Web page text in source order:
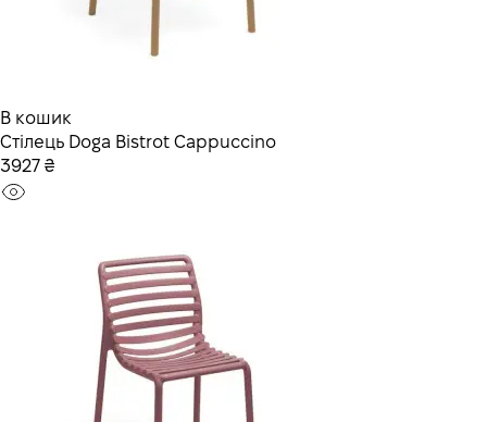
В кошик
Стілець Doga Bistrot Cappuccino
3927 ₴